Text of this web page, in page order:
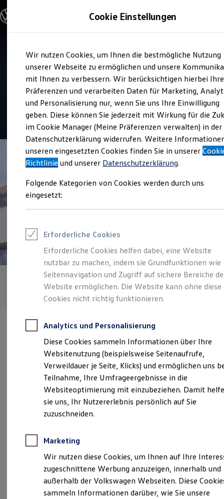
Hauptinhalt
springen
Footer
springen
Modelle und Konfigurator
Modelle vergleichen
Elektroautos
ENERGY Sondermodelle
Nutzfahrzeuge
SUV und CUV
Familienautos
Kombis
Kompaktwagen
Sportwagen
Schnell verfügbare Fahrzeuge
Angebote und Produkte
Aktuelle Angebote
E-Auto-Förderung
Volkswagen Marktplatz
Junge Gebrauchtwagen und Gebrauchtwagen
Volkswagen Zertifizierte Gebrauchtwagen
Zubehör- und Serviceangebote
Leasing
Leasing-Angebote
Gebrauchtwagen Leasing
Junge Gebrauchtwagen-Leasing
Elektroauto Leasing
Kleinwagen-Leasing
Leasing ohne Anzahlung
Finanzierung
Kfz-Versicherung
Restschuldversicherungen
Garantien
Wartungsverträge
Geschäftskunden
Professional Class bei Volkswagen
Großkunden
Behörden
Direktkunden
Sonderfahrzeuge
Anpfiff zum Gewinn
Elektroautos
ID. Tutorials
Elektrofahrzeugkonzepte
Reichweite
Reichweite der ID. Modelle
Reichweite im Winter
Verkauf und Service
Autohaus Rudolph Leuna
Top Kundenzufriedenheit Verkauf 2026
4.9|304 Bewertungen
Verantwortlich für die Inhalte auf dieser Seite ist die Autohaus
Rudolph Leuna GmbH (Impressum & Rechtliches)
Friedrich-Ebert-Straße 120, 06237 Leuna
Montag - Freitag 08:00 18:00
Uhr
Samstag
08:00 -12:00 Uhr
Sonntag
Geschlossen
Cookie Einstellungen
Wir nutzen Cookies, um Ihnen die bestmögliche Nutzung
unserer Webseite zu ermöglichen und unsere
mit Ihnen zu verbessern. Wir berücksichtigen hierbei Ihre
Präferenzen und verarbeiten Daten für Marketing,
und Personalisierung nur, wenn Sie uns Ihre Einwilligung
geben. Diese können Sie jederzeit mit Wirkung für die
im Cookie Manager (Meine Präferenzen verwalten) in der
Datenschutzerklärung widerrufen. Weitere
unseren eingesetzten Cookies finden Sie in unserer
Richtlinie und unserer Datenschutzerklärung.
Folgende Kategorien von Cookies werden durch uns
eingesetzt:
Erforderliche Cookies
Erforderliche Cookies helfen dabei, eine Website
nutzbar zu machen, indem sie Grundfunktionen wie
Seitennavigation und Zugriff auf sichere Bereiche
Website ermöglichen. Die Website kann ohne diese
Cookies nicht richtig funktionieren.
Analytics und Personalisierung
Diese Cookies sammeln Informationen über Ihre
Websitenutzung (beispielsweise Seitenaufrufe,
Verweildauer je Seite, Klicks) und ermöglichen uns
Teilnahme, Ihre Umfrageergebnisse in die
Websiteoptimierung mit einzubeziehen. Damit
sie uns, Ihr Nutzererlebnis persönlich auf Sie
zuzuschneiden.
Marketing
Wir nutzen diese Cookies, um Ihnen auf Ihre
zugeschnittene Werbung anzuzeigen, innerhalb und
außerhalb der Volkswagen Webseiten. Diese
sammeln Informationen darüber, wie Sie unsere